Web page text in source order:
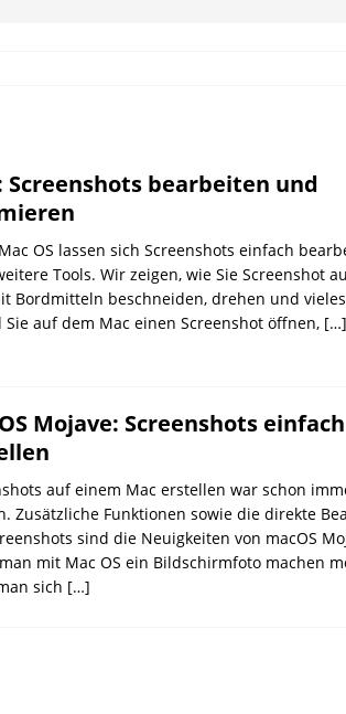
Screenshots bearbeiten und
OS lassen sich Screenshots einfach
Tools. Wir zeigen, wie Sie Screenshot
Bordmitteln beschneiden, drehen und
Sie auf dem Mac einen Screenshot öffnen, […]
Mojave: Screenshots einfach
auf einem Mac erstellen war schon
Zusätzliche Funktionen sowie die direkte
sind die Neuigkeiten von macOS
mit Mac OS ein Bildschirmfoto machen
sich […]